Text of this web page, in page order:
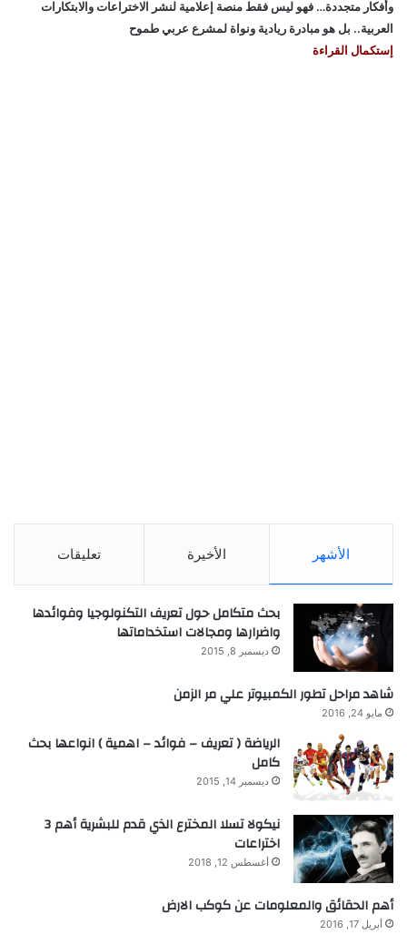
وأفكار متجددة… فهو ليس فقط منصة إعلامية لنشر الاختراعات والابتكارات
العربية.. بل هو مبادرة ريادية ونواة لمشرع عربي طموح
إستكمال القراءة
الأشهر الأخيرة تعليقات
بحث متكامل حول تعريف التكنولوجيا وفوائدها
واضرارها ومجالات استخداماتها
ديسمبر 8, 2015
شاهد مراحل تطور الكمبيوتر علي مر الزمن
مايو 24, 2016
الرياضة ( تعريف – فوائد – اهمية ) انواعها بحث
كامل
ديسمبر 14, 2015
نيكولا تسلا المخترع الذي قدم للبشرية أهم 3
اختراعات
أغسطس 12, 2018
أهم الحقائق والمعلومات عن كوكب الارض
أبريل 17, 2016